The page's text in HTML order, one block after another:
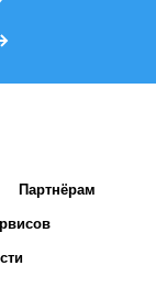
Партнёрам